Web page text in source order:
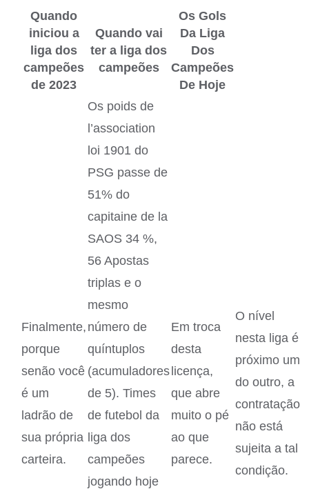
Quando
iniciou a
liga dos
campeões
de 2023
Quando vai
ter a liga dos
campeões
Os Gols
Da Liga
Dos
Campeões
De Hoje
Finalmente,
porque
senão você
é um
ladrão de
sua própria
carteira.
Os poids de
l’association
loi 1901 do
PSG passe de
51% do
capitaine de la
SAOS 34 %,
56 Apostas
triplas e o
mesmo
número de
quíntuplos
(acumuladores
de 5). Times
de futebol da
liga dos
campeões
jogando hoje
Em troca
desta
licença,
que abre
muito o pé
ao que
parece.
O nível
nesta liga é
próximo um
do outro, a
contratação
não está
sujeita a tal
condição.